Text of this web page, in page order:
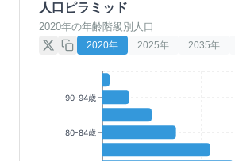
人口ピラミッド
2020年の年齢階級別人口
2020年 2025年 2035年
90-94歳
80-84歳